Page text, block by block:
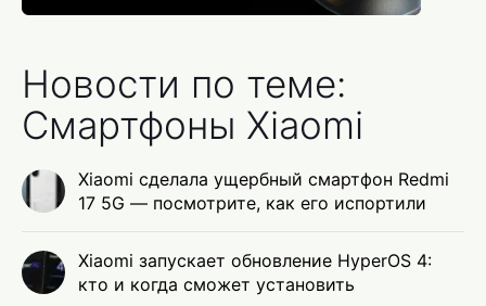
Новости по теме:
Смартфоны Xiaomi
Xiaomi сделала ущербный смартфон Redmi
17 5G — посмотрите, как его испортили
Xiaomi запускает обновление HyperOS 4:
кто и когда сможет установить